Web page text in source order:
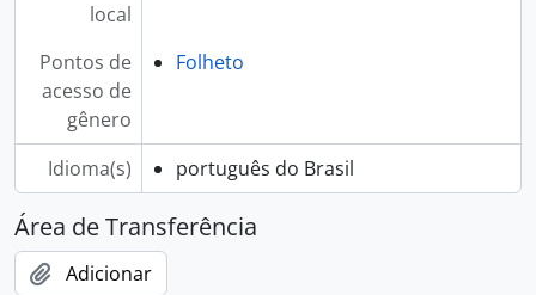
local
Pontos de
acesso de
gênero
Folheto
Idioma(s) português do Brasil
Área de Transferência
Adicionar